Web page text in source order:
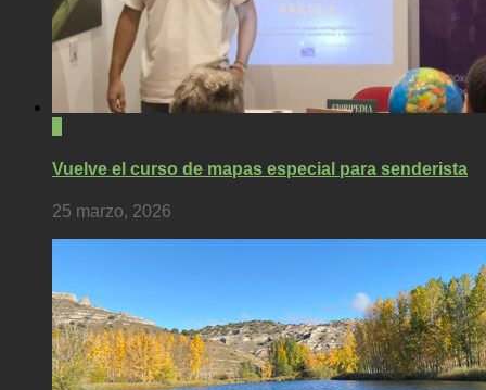
Vuelve el curso de mapas especial para senderista
25 marzo, 2026